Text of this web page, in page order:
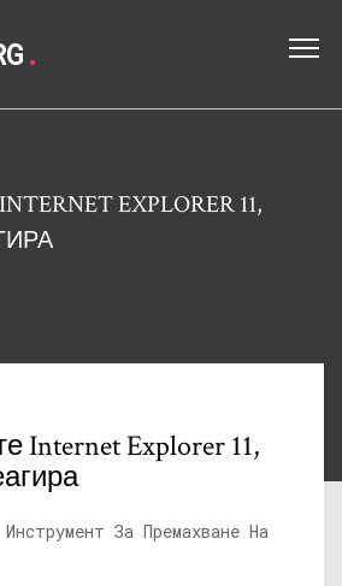
.
EXPLORER 11,
Internet Explorer 11,
За Премахване На